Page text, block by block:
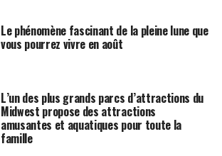
Le phénomène fascinant de la pleine lune que
vous pourrez vivre en août
L’un des plus grands parcs d’attractions du
Midwest propose des attractions
amusantes et aquatiques pour toute la
famille